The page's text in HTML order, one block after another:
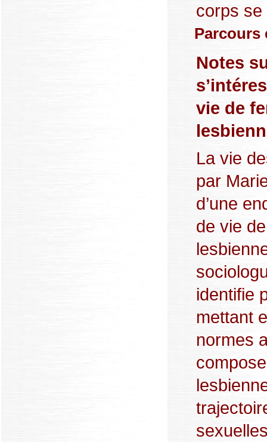
corps se
Parcours
Notes
vie de
La vie
par
d’une
de vie
identifie
mettant
normes